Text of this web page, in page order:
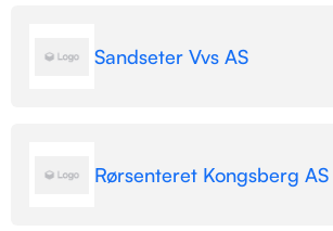
Sandseter Vvs AS
Rørsenteret Kongsberg AS